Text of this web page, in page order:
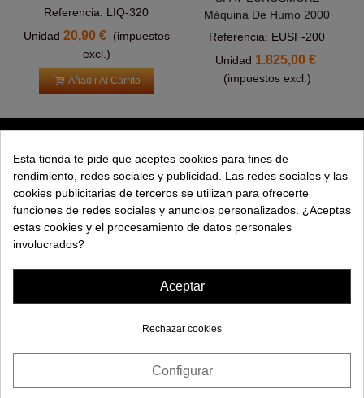
Referencia: LIQ-320
Unidad 20,90 € (impuestos
excl.)
Añadir Al Carrito
Máquina De Humo 2000
Referencia: EUSF-200
Unidad 1.825,00 €
(impuestos excl.)
EXPLORAR
EMPRESA
© 2026 Maquinas Efectos Especiales S.L.¿Necesitas ayuda?
Esta tienda te pide que aceptes cookies para fines de
rendimiento, redes sociales y publicidad. Las redes sociales y las
cookies publicitarias de terceros se utilizan para ofrecerte
funciones de redes sociales y anuncios personalizados. ¿Aceptas
estas cookies y el procesamiento de datos personales
involucrados?
Aceptar
Rechazar cookies
Configurar
Consentimiento de cookies